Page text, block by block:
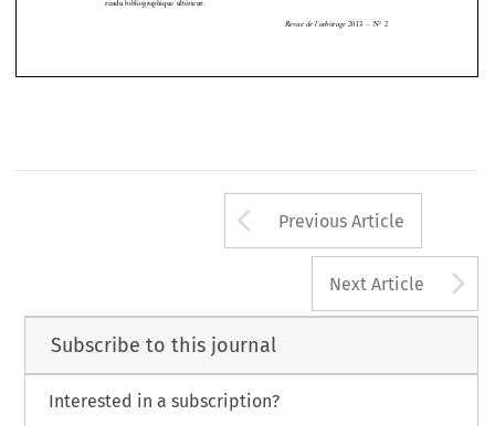
      

 
Arrow button
Previous Article
Next Article
Subscribe to this journal
Interested in a subscription?